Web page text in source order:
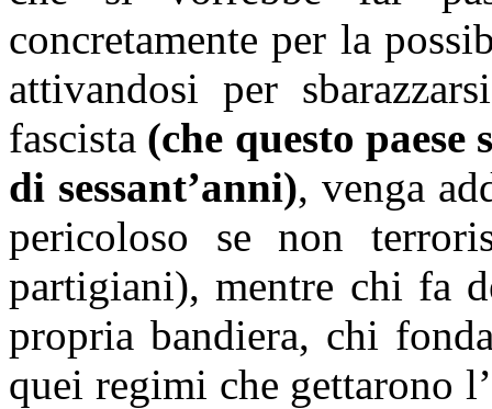
concretamente per la
attivandosi per
fascista (che questo
di sessant’anni), venga
pericoloso se non
partigiani), mentre chi fa
propria bandiera, chi
quei regimi che gettarono